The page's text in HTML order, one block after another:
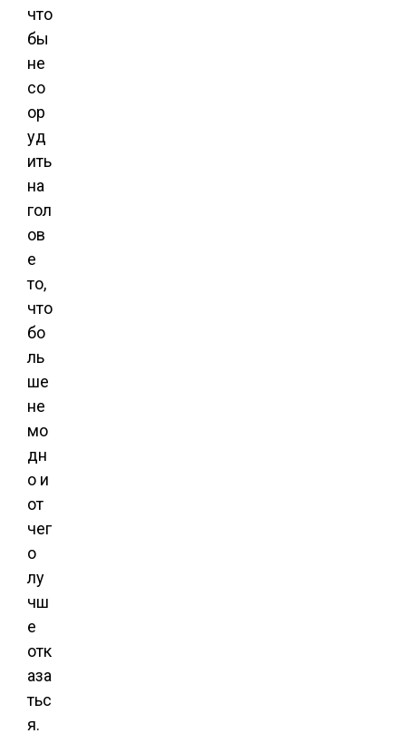
что
бы
не
со
ор
уд
ить
на
гол
ов
е
то,
что
бо
ль
ше
не
мо
дн
о и
от
чег
о
лу
чш
е
отк
аза
тьс
я.